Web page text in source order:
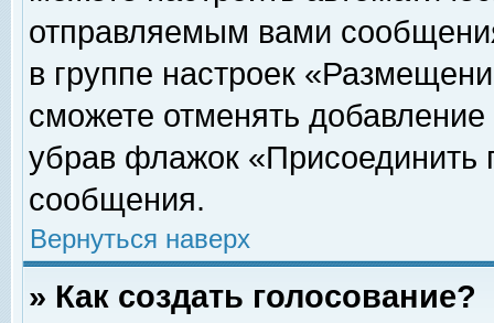
отправляемым вами
в группе настроек
сможете отменять
убрав флажок «Присоединить
сообщения.
Вернуться наверх
» Как создать голосование?